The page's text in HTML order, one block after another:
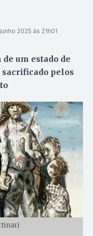
2025 às 21h01
um estado de
sacrificado pelos